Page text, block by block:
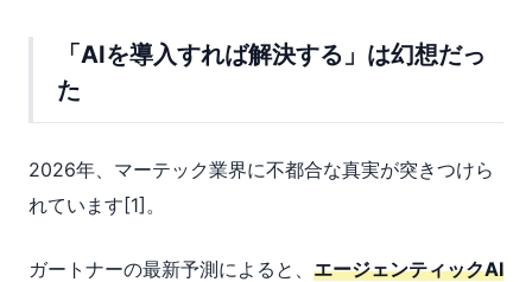
「AIを導入すれば解決する」は幻想だっ
た
2026年、マーテック業界に不都合な真実が突きつけら
れています[1]。
ガートナーの最新予測によると、 エージェンティックAI